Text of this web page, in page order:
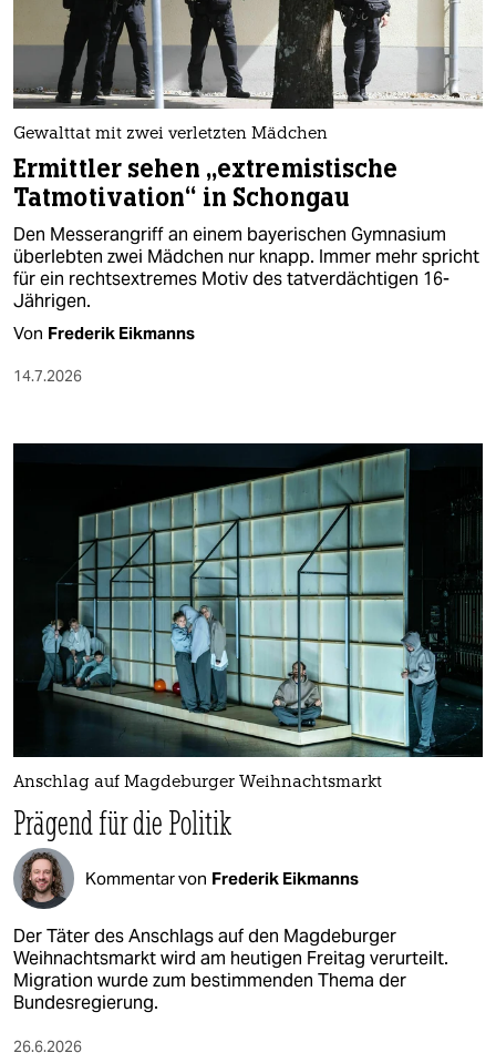
nord
wahrheit
verlag
verlag
veranstaltungen
shop
fragen & hilfe
unterstützen
Gewalttat mit zwei verletzten Mädchen
Ermittler sehen „extremistische
Tatmotivation“ in Schongau
Den Messerangriff an einem bayerischen Gymnasium
überlebten zwei Mädchen nur knapp. Immer mehr spricht
für ein rechtsextremes Motiv des tatverdächtigen 16-
Jährigen.
Von Frederik Eikmanns
14.7.2026
Anschlag auf Magdeburger Weihnachtsmarkt
Prägend für die Politik
Kommentar von Frederik Eikmanns
Der Täter des Anschlags auf den Magdeburger
Weihnachtsmarkt wird am heutigen Freitag verurteilt.
Migration wurde zum bestimmenden Thema der
Bundesregierung.
26.6.2026